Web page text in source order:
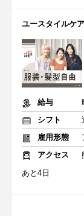
ユースタイルケ
給与
シフト
雇用形態
アクセス
あと4日